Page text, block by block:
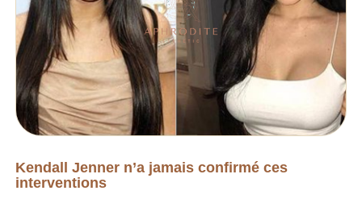
Kendall Jenner n’a jamais confirmé ces
interventions